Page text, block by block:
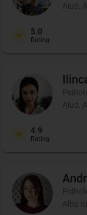
Aiud,
5.0
Rating
Aiud,
4.9
Rating
Alba